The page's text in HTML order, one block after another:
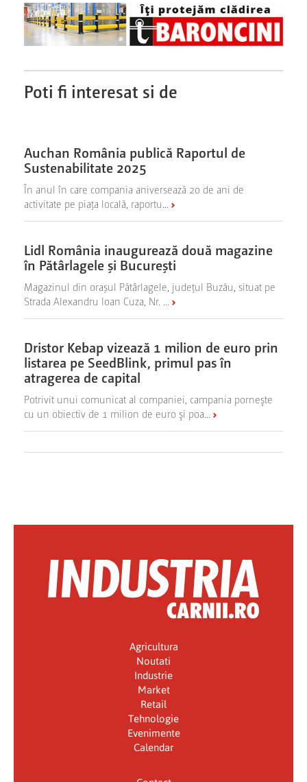
Poti fi interesat si de
Auchan România publică Raportul de
Sustenabilitate 2025
În anul în care compania aniversează 20 de ani de
activitate pe piața locală, raportu...
Lidl România inaugurează două magazine
în Pătârlagele și București
Magazinul din orașul Pătârlagele, județul Buzău, situat pe
Strada Alexandru Ioan Cuza, Nr. ...
Dristor Kebap vizează 1 milion de euro prin
listarea pe SeedBlink, primul pas în
atragerea de capital
Potrivit unui comunicat al companiei, campania porneşte
cu un obiectiv de 1 milion de euro şi poa...
Agricultura
Noutati
Industrie
Market
Retail
Tehnologie
Evenimente
Calendar